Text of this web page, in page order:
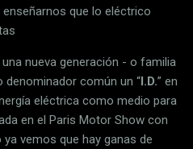
que lo eléctrico
nueva generación - o familia
común un “I.D.” en
eléctrica como medio para
en el Paris Motor Show con
ya vemos que hay ganas de